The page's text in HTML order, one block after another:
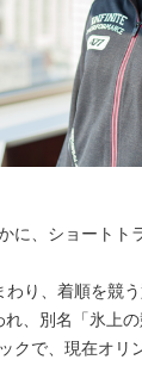
に、ショートト
り、着順を競
、別名「氷上
クで、現在オリ